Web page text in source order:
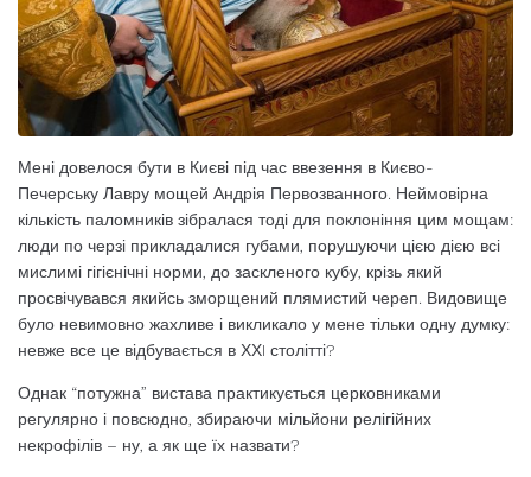
Мені довелося бути в Києві під час ввезення в Києво-
Печерську Лавру мощей Андрія Первозванного. Неймовірна
кількість паломників зібралася тоді для поклоніння цим мощам:
люди по черзі прикладалися губами, порушуючи цією дією всі
мислимі гігієнічні норми, до заскленого кубу, крізь який
просвічувався якийсь зморщений плямистий череп. Видовище
було невимовно жахливе і викликало у мене тільки одну думку:
невже все це відбувається в ХХI столітті?
Однак “потужна” вистава практикується церковниками
регулярно і повсюдно, збираючи мільйони релігійних
некрофілів – ну, а як ще їх назвати?